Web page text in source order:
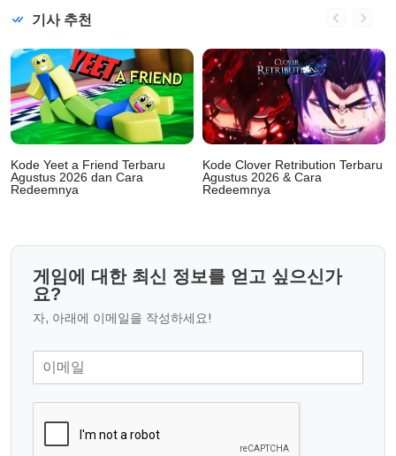
기사 추천
Kode Yeet a Friend Terbaru
Agustus 2026 dan Cara
Redeemnya
Kode Clover Retribution Terbaru
Agustus 2026 & Cara
Redeemnya
게임에 대한 최신 정보를 얻고 싶으신가
요?
자, 아래에 이메일을 작성하세요!